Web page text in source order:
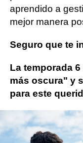
aprendido a
mejor manera
Seguro que te
La temporada
más oscura" y
para este
Crepúsculo